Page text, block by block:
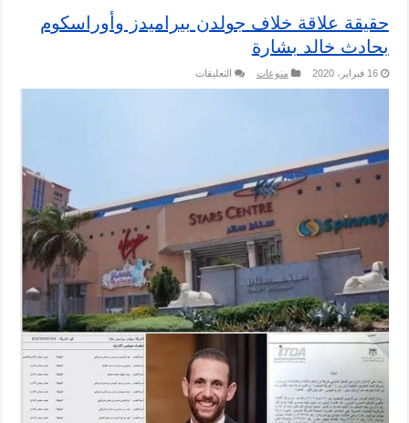
حقيقة علاقة خلاف جولدن بيراميدز وأوراسكوم
بحادث خالد بشارة
16 فبراير، 2020 منوعات التعليقات
مغلقة